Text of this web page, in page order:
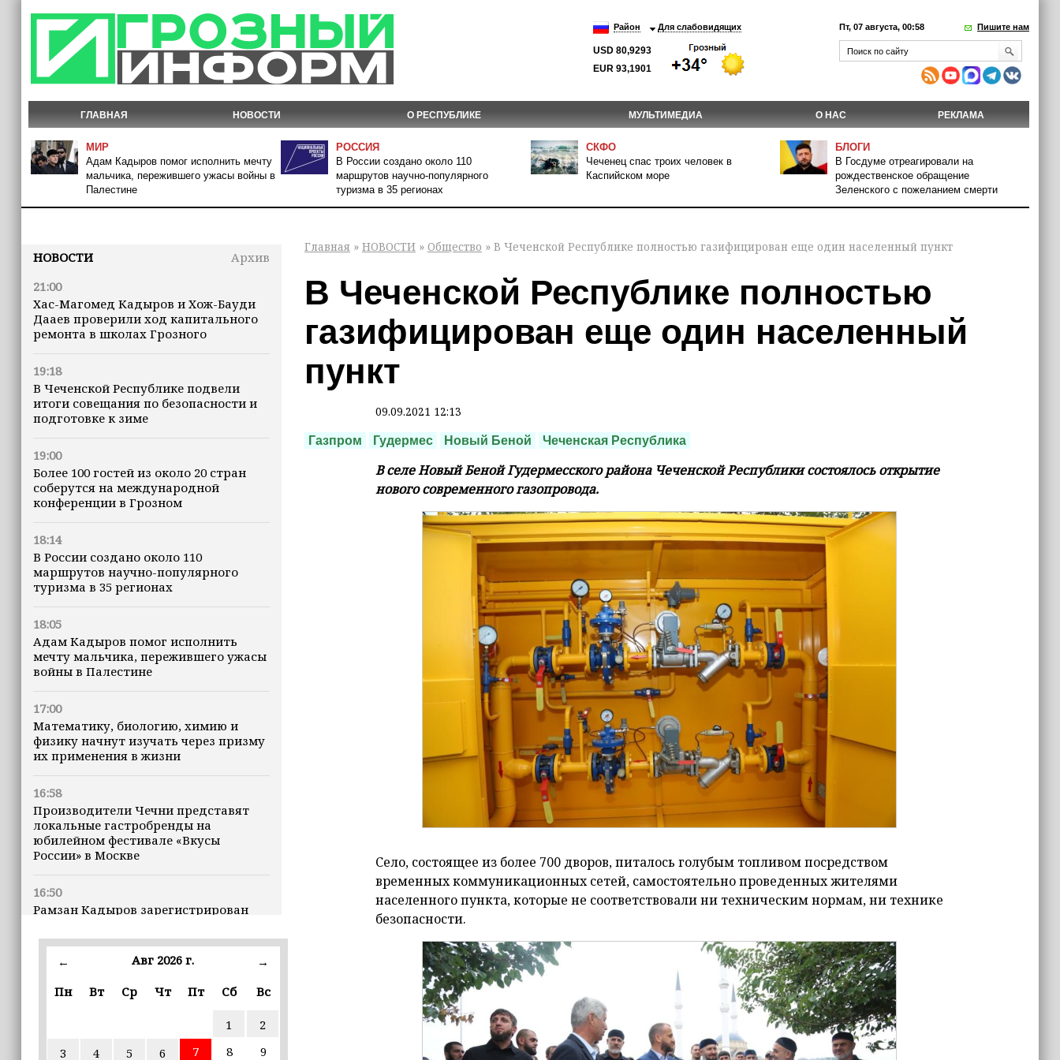
Район Для слабовидящих
USD 80,9293
EUR 93,1901
Пт, 07 августа, 00:58 Пишите нам
ГЛАВНАЯ НОВОСТИ О РЕСПУБЛИКЕ МУЛЬТИМЕДИА О НАС РЕКЛАМА
МИР
Адам Кадыров помог исполнить мечту
мальчика, пережившего ужасы войны в
Палестине
РОССИЯ
В России создано около 110
маршрутов научно-популярного
туризма в 35 регионах
СКФО
Чеченец спас троих человек в
Каспийском море
БЛОГИ
В Госдуме отреагировали на
рождественское обращение
Зеленского с пожеланием смерти
НОВОСТИ
Архив
21:00
Хас-Магомед Кадыров и Хож-Бауди
Дааев проверили ход капитального
ремонта в школах Грозного
19:18
В Чеченской Республике подвели
итоги совещания по безопасности и
подготовке к зиме
19:00
Более 100 гостей из около 20 стран
соберутся на международной
конференции в Грозном
18:14
В России создано около 110
маршрутов научно-популярного
туризма в 35 регионах
18:05
Адам Кадыров помог исполнить
мечту мальчика, пережившего ужасы
войны в Палестине
17:00
Математику, биологию, химию и
физику начнут изучать через призму
их применения в жизни
16:58
Производители Чечни представят
локальные гастробренды на
юбилейном фестивале «Вкусы
России» в Москве
16:50
Рамзан Кадыров зарегистрирован
16:47
землетрясения, рассказала
16:12
← Авг 2026 г.
→
Пн
Вт Ср Чт Пт Сб Вс
1
2
3
4 5 6 7 8
9
Главная » НОВОСТИ » Общество » В Чеченской Республике полностью газифицирован еще один населенный пункт
В Чеченской Республике полностью
газифицирован еще один населенный
пункт
09.09.2021 12:13
Газпром Гудермес Новый Беной Чеченская Республика
В селе Новый Беной Гудермесского района Чеченской Республики состоялось открытие
нового современного газопровода.
Село, состоящее из более 700 дворов, питалось голубым топливом посредством
временных коммуникационных сетей, самостоятельно проведенных жителями
населенного пункта, которые не соответствовали ни техническим нормам, ни технике
безопасности.